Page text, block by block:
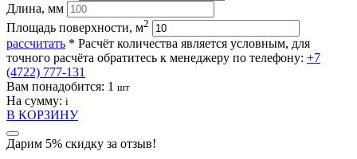
Длина, мм
Площадь поверхности, м2
рассчитать * Расчёт количества является условным, для
точного расчёта обратитесь к менеджеру по телефону: +7
(4722) 777-131
Вам понадобится: 1 шт
На сумму: i
В КОРЗИНУ
Дарим 5% скидку за отзыв!